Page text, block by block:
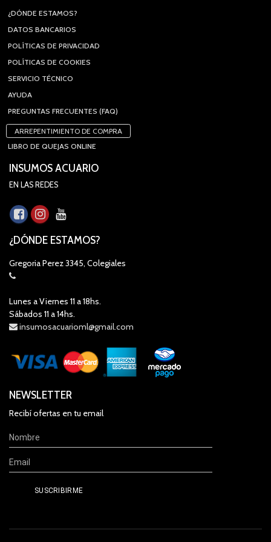
¿DÓNDE ESTAMOS?
DATOS BANCARIOS
POLÍTICAS DE PRIVACIDAD
POLÍTICAS DE COOKIES
SERVICIO TÉCNICO
AYUDA
PREGUNTAS FRECUENTES (FAQ)
ARREPENTIMIENTO DE COMPRA
LIBRO DE QUEJAS ONLINE
INSUMOS ACUARIO
EN LAS REDES
¿DÓNDE ESTAMOS?
Gregoria Perez 3345, Colegiales
Lunes a Viernes 11 a 18hs.
Sábados 11 a 14hs.
insumosacuarioml@gmail.com
NEWSLETTER
Recibí ofertas en tu email